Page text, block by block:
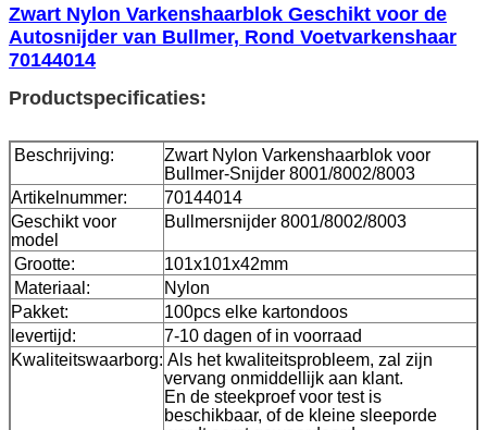
Zwart Nylon Varkenshaarblok Geschikt voor de
Autosnijder van Bullmer, Rond Voetvarkenshaar
70144014
Productspecificaties:
Beschrijving:
Zwart Nylon Varkenshaarblok voor
Bullmer-Snijder 8001/8002/8003
Artikelnummer:
70144014
Geschikt voor
model
Bullmersnijder 8001/8002/8003
Grootte:
101x101x42mm
Materiaal:
Nylon
Pakket:
100pcs elke kartondoos
levertijd:
7-10 dagen of in voorraad
Kwaliteitswaarborg: Als het kwaliteitsprobleem, zal zijn
vervang onmiddellijk aan klant.
En de steekproef voor test is
beschikbaar, of de kleine sleeporde